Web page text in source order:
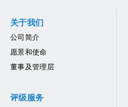
关于我们
公司简介
愿景和使命
董事及管理层
评级服务